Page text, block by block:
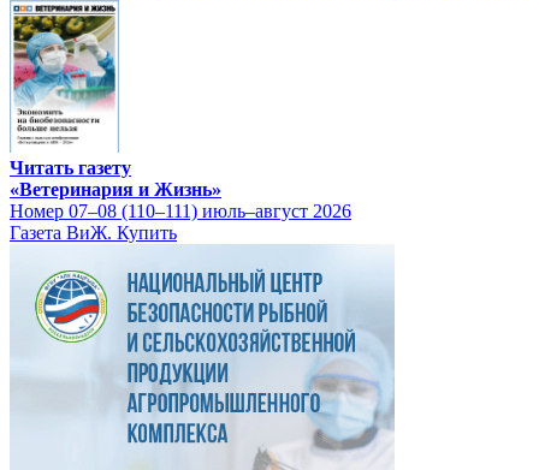
Читать газету
«Ветеринария и Жизнь»
Номер 07–08 (110–111) июль–август 2026
Газета ВиЖ. Купить